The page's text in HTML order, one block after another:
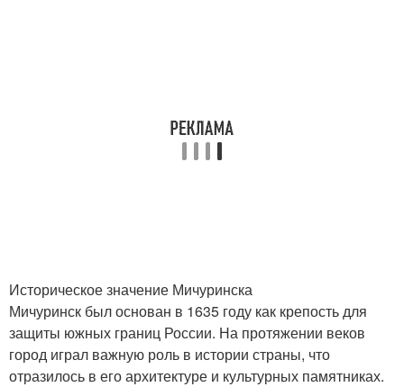
Историческое значение Мичуринска
Мичуринск был основан в 1635 году как крепость для
защиты южных границ России. На протяжении веков
город играл важную роль в истории страны, что
отразилось в его архитектуре и культурных памятниках.